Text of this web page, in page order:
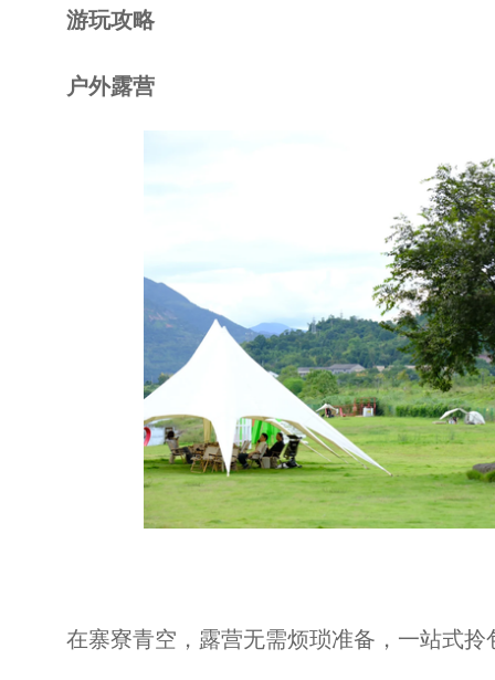
游玩攻略
户外露营
在寨寮青空，露营无需烦琐准备，一站式拎